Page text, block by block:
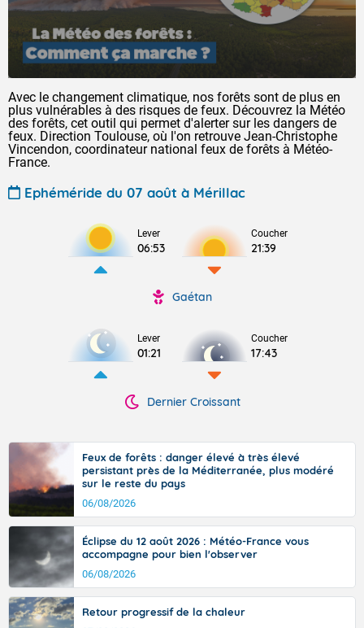
Avec le changement climatique, nos forêts sont de plus en
plus vulnérables à des risques de feux. Découvrez la Météo
des forêts, cet outil qui permet d'alerter sur les dangers de
feux. Direction Toulouse, où l'on retrouve Jean-Christophe
Vincendon, coordinateur national feux de forêts à Météo-
France.
Ephéméride du 07 août à Mérillac
Lever
06:53
Coucher
21:39
Gaétan
Lever
01:21
Coucher
17:43
Dernier Croissant
Feux de forêts : danger élevé à très élevé
persistant près de la Méditerranée, plus modéré
sur le reste du pays
06/08/2026
Éclipse du 12 août 2026 : Météo-France vous
accompagne pour bien l'observer
06/08/2026
Retour progressif de la chaleur